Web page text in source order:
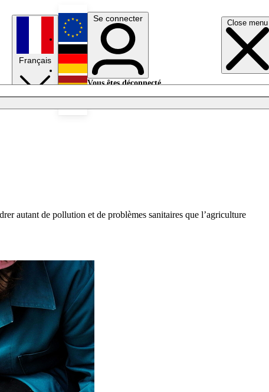
Close menu
Français
English
Deutsch
Se connecter
Vous êtes déconnecté.
autant de pollution et de problèmes sanitaires que l’agriculture